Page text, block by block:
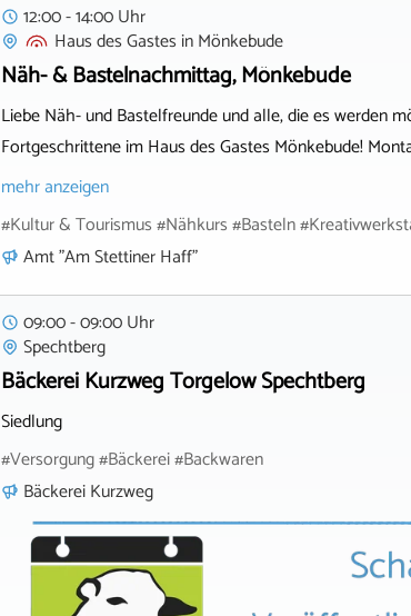
12:00 - 14:00 Uhr
Haus des Gastes inMönkebude
Näh- & Bastelnachmittag, Mönkebude
Liebe Näh- und Bastelfreunde und alle, die es werden
Fortgeschrittene im Haus des Gastes Mönkebude!
mehr anzeigen
#Kultur & Tourismus #Nähkurs #Basteln
Amt "Am Stettiner Haff"
09:00 - 09:00 Uhr
Spechtberg
Bäckerei Kurzweg Torgelow Spechtberg
Siedlung
#Versorgung #Bäckerei #Backwaren
Bäckerei Kurzweg